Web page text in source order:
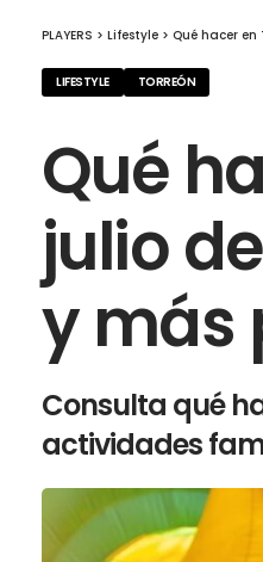
PLAYERS > Lifestyle > Qué hacer
LIFESTYLE TORREÓN
Qué
julio
y más
Consulta qué
actividades